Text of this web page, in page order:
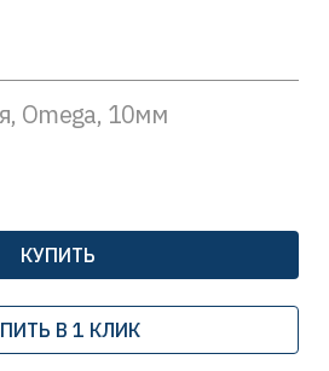
Omega, 10мм
КУПИТЬ
В 1 КЛИК